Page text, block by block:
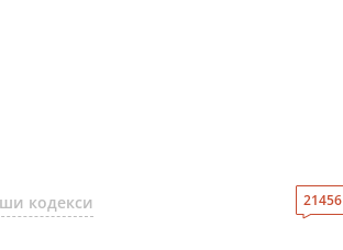
кодекси 21456